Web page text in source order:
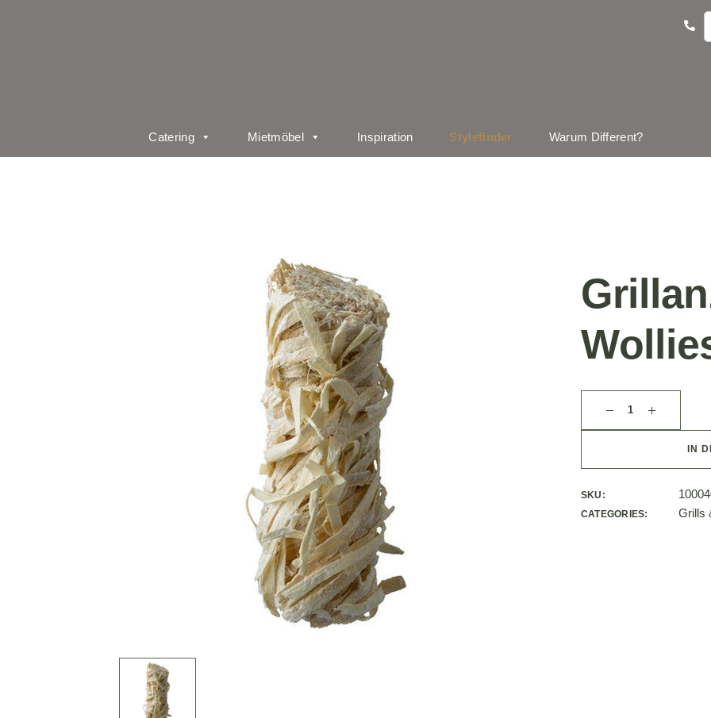
Catering Mietmöbel Inspiration Stylefinder Warum Different?
IN
SKU:
CATEGORIES: Grills